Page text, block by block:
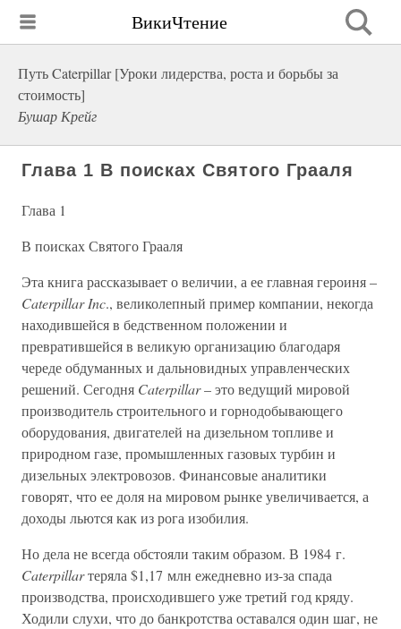
ВикиЧтение
Путь Caterpillar [Уроки лидерства, роста и борьбы за
стоимость]
Бушар Крейг
Глава 1 В поисках Святого Грааля
Глава 1
В поисках Святого Грааля
Эта книга рассказывает о величии, а ее главная героиня –
Caterpillar Inc., великолепный пример компании, некогда
находившейся в бедственном положении и
превратившейся в великую организацию благодаря
череде обдуманных и дальновидных управленческих
решений. Сегодня Caterpillar– это ведущий мировой
производитель строительного и горнодобывающего
оборудования, двигателей на дизельном топливе и
природном газе, промышленных газовых турбин и
дизельных электровозов. Финансовые аналитики
говорят, что ее доля на мировом рынке увеличивается, а
доходы льются как из рога изобилия.
Но дела не всегда обстояли таким образом. В 1984 г.
Caterpillarтеряла $1,17 млн ежедневно из-за спада
производства, происходившего уже третий год кряду.
Ходили слухи, что до банкротства оставался один шаг, не